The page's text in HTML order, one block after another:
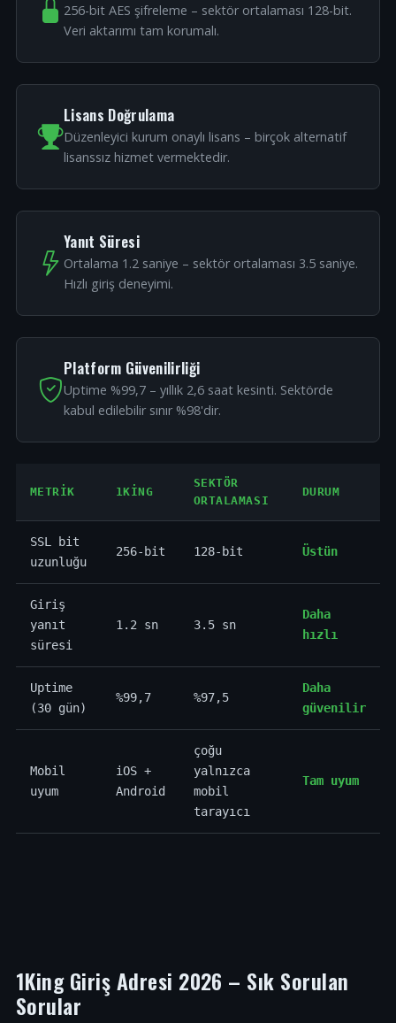
256-bit AES şifreleme – sektör ortalaması 128-bit.
Veri aktarımı tam korumalı.
Lisans Doğrulama
Düzenleyici kurum onaylı lisans – birçok alternatif
lisanssız hizmet vermektedir.
Yanıt Süresi
Ortalama 1.2 saniye – sektör ortalaması 3.5 saniye.
Hızlı giriş deneyimi.
Platform Güvenilirliği
Uptime %99,7 – yıllık 2,6 saat kesinti. Sektörde
kabul edilebilir sınır %98'dir.
METRIK 1KING
SEKTÖR
ORTALAMASI
DURUM
SSL bit
uzunluğu
256-bit 128-bit Üstün
Giriş
yanıt
süresi
1.2 sn 3.5 sn
Daha
hızlı
Uptime
(30 gün)
%99,7 %97,5
Daha
güvenilir
Mobil
uyum
iOS +
Android
çoğu
yalnızca
mobil
tarayıcı
Tam uyum
1King Giriş Adresi 2026 – Sık Sorulan
Sorular